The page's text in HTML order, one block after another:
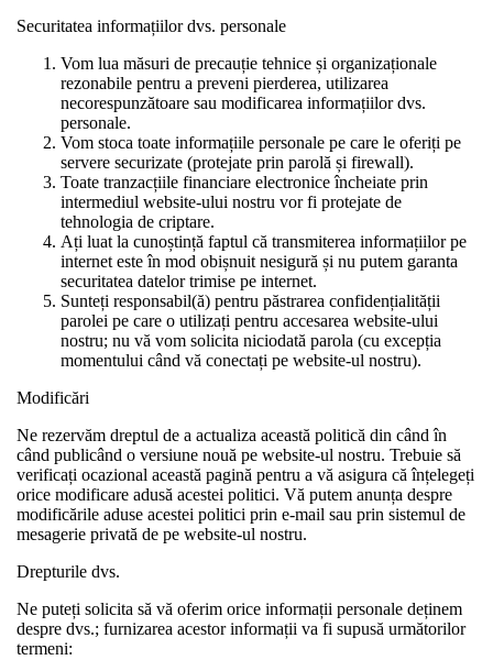
Securitatea informațiilor dvs. personale
Vom lua măsuri de precauție tehnice și organizaționale
rezonabile pentru a preveni pierderea, utilizarea
necorespunzătoare sau modificarea informațiilor dvs.
personale.
Vom stoca toate informațiile personale pe care le oferiți pe
servere securizate (protejate prin parolă și firewall).
Toate tranzacțiile financiare electronice încheiate prin
intermediul website-ului nostru vor fi protejate de
tehnologia de criptare.
Ați luat la cunoștință faptul că transmiterea informațiilor pe
internet este în mod obișnuit nesigură și nu putem garanta
securitatea datelor trimise pe internet.
Sunteți responsabil(ă) pentru păstrarea confidențialității
parolei pe care o utilizați pentru accesarea website-ului
nostru; nu vă vom solicita niciodată parola (cu excepția
momentului când vă conectați pe website-ul nostru).
Modificări
Ne rezervăm dreptul de a actualiza această politică din când în
când publicând o versiune nouă pe website-ul nostru. Trebuie să
verificați ocazional această pagină pentru a vă asigura că înțelegeți
orice modificare adusă acestei politici. Vă putem anunța despre
modificările aduse acestei politici prin e-mail sau prin sistemul de
mesagerie privată de pe website-ul nostru.
Drepturile dvs.
Ne puteți solicita să vă oferim orice informații personale deținem
despre dvs.; furnizarea acestor informații va fi supusă următorilor
termeni: